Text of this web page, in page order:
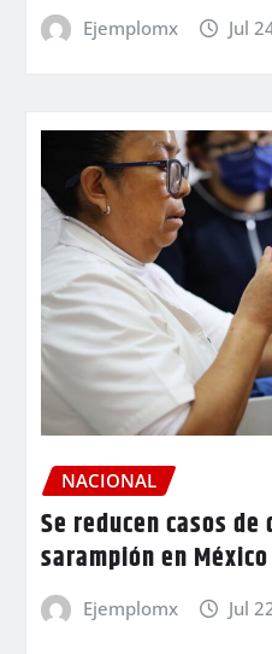
Ejemplomx Jul
NACIONAL
Se reducen casos de
sarampión en México
Ejemplomx Jul